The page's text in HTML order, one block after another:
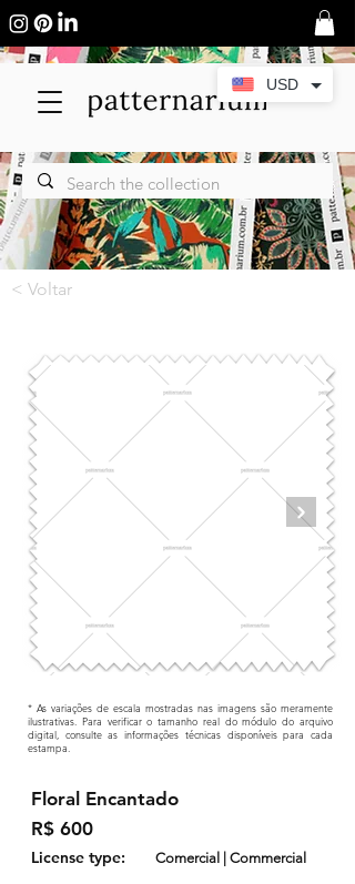
< Voltar
* As variações de escala mostradas nas imagens são meramente
ilustrativas. Para verificar o tamanho real do módulo do arquivo
digital, consulte as informações técnicas disponíveis para cada
estampa.
Floral Encantado
R$ 600
License type: Comercial | Commercial
USD